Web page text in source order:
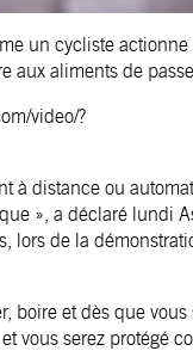
un cycliste
aux aliments de
video/?
à distance ou
», a déclaré lundi
lors de la
boire et dès que
vous serez protégé